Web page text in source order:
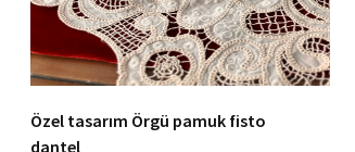
Özel tasarım Örgü pamuk fisto
dantel